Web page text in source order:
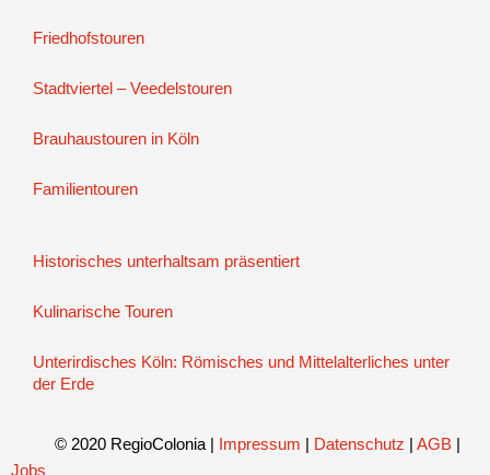
Friedhofstouren
Stadtviertel – Veedelstouren
Brauhaustouren in Köln
Familientouren
Historisches unterhaltsam präsentiert
Kulinarische Touren
Unterirdisches Köln: Römisches und Mittelalterliches unter
der Erde
© 2020 RegioColonia | Impressum | Datenschutz | AGB |
Jobs